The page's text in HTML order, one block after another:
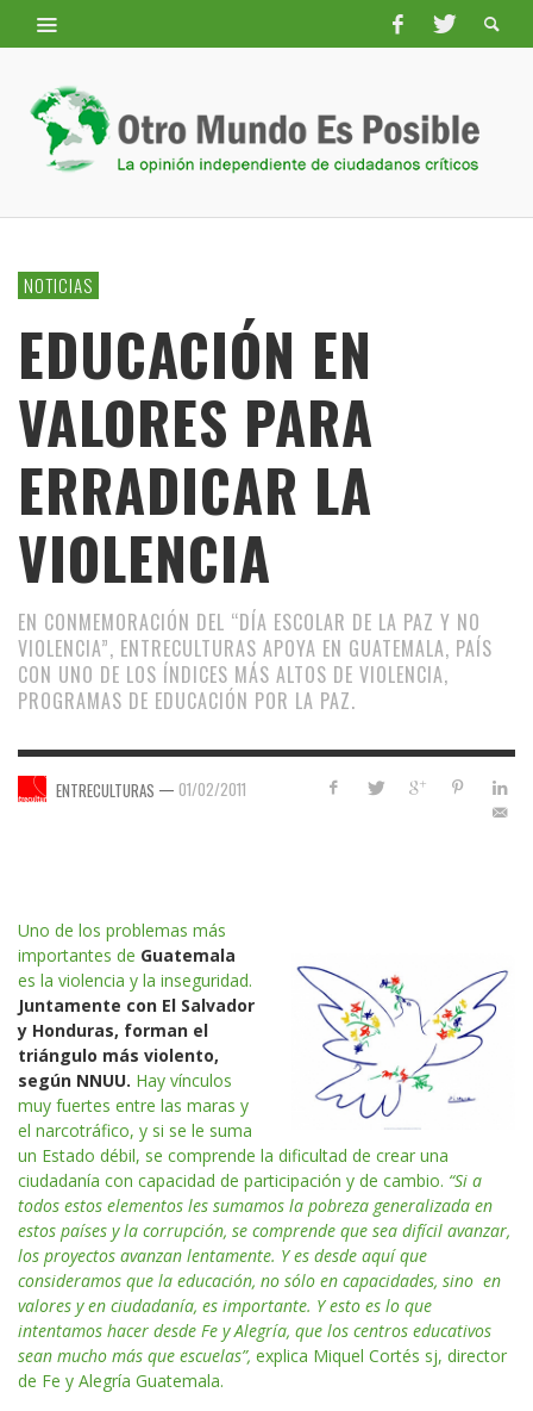
NOTICIAS
EDUCACIÓN EN
VALORES PARA
ERRADICAR LA
VIOLENCIA
EN CONMEMORACIÓN DEL “DÍA ESCOLAR DE LA PAZ Y NO
VIOLENCIA”, ENTRECULTURAS APOYA EN GUATEMALA, PAÍS
CON UNO DE LOS ÍNDICES MÁS ALTOS DE VIOLENCIA,
PROGRAMAS DE EDUCACIÓN POR LA PAZ.
ENTRECULTURAS — 01/02/2011
Uno de los problemas más
importantes de Guatemala
es la violencia y la inseguridad.
Juntamente con El Salvador
y Honduras, forman el
triángulo más violento,
según NNUU. Hay vínculos
muy fuertes entre las maras y
el narcotráfico, y si se le suma
un Estado débil, se comprende la dificultad de crear una
ciudadanía con capacidad de participación y de cambio. “Si a
todos estos elementos les sumamos la pobreza generalizada en
estos países y la corrupción, se comprende que sea difícil avanzar,
los proyectos avanzan lentamente. Y es desde aquí que
consideramos que la educación, no sólo en capacidades, sino en
valores y en ciudadanía, es importante. Y esto es lo que
intentamos hacer desde Fe y Alegría, que los centros educativos
sean mucho más que escuelas”, explica Miquel Cortés sj, director
de Fe y Alegría Guatemala.